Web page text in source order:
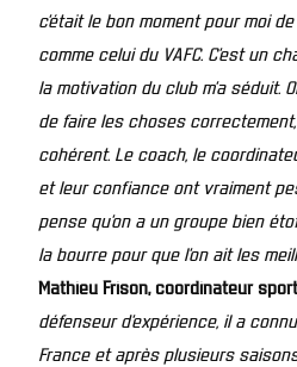
c’était le bon moment pour moi
comme celui du VAFC. C’est un
la motivation du club m’a séduit.
de faire les choses
cohérent. Le coach, le
et leur confiance ont vraiment
pense qu’on a un groupe bien
la bourre pour que l’on ait les
Mathieu Frison, coordinateur
défenseur d’expérience, il a
France et après plusieurs